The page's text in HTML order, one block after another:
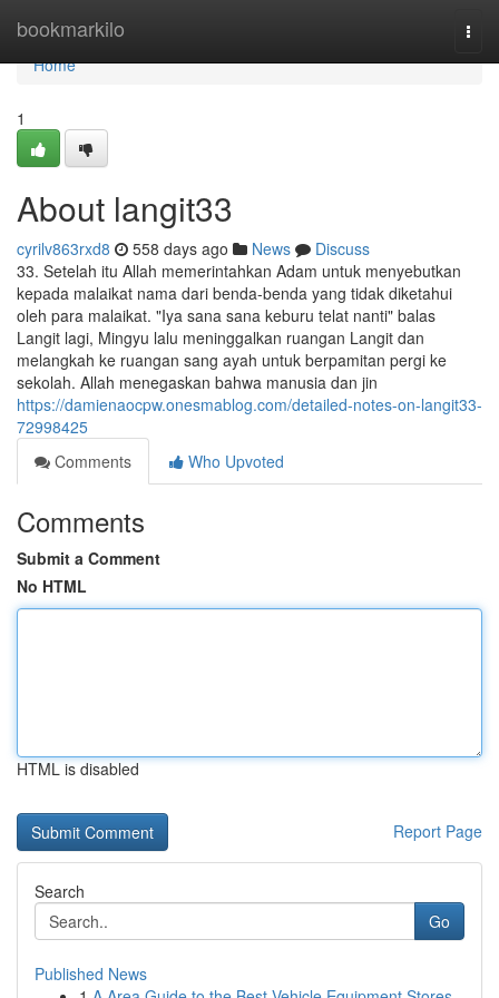
bookmarkilo
Home
Home
1
About langit33
cyrilv863rxd8 558 days ago News
Discuss
33. Setelah itu Allah memerintahkan Adam untuk menyebutkan
kepada malaikat nama dari benda-benda yang tidak diketahui
oleh para malaikat. "Iya sana sana keburu telat nanti" balas
Langit lagi, Mingyu lalu meninggalkan ruangan Langit dan
melangkah ke ruangan sang ayah untuk berpamitan pergi ke
sekolah. Allah menegaskan bahwa manusia dan jin
https://damienaocpw.onesmablog.com/detailed-notes-on-langit33-
72998425
Comments
Who Upvoted
Comments
Submit a Comment
No HTML
HTML is disabled
Report Page
Search
Go
Published News